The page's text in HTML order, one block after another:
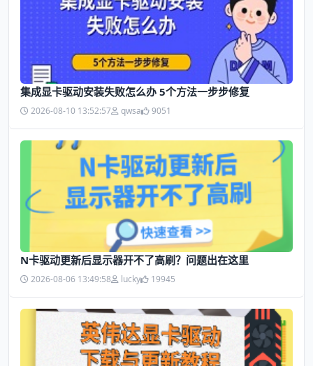
集成显卡驱动安装失败怎么办 5个方法一步步修复
2026-08-10 13:52:57 qwsa 9051
N卡驱动更新后显示器开不了高刷？问题出在这里
2026-08-06 13:49:58 lucky 19945